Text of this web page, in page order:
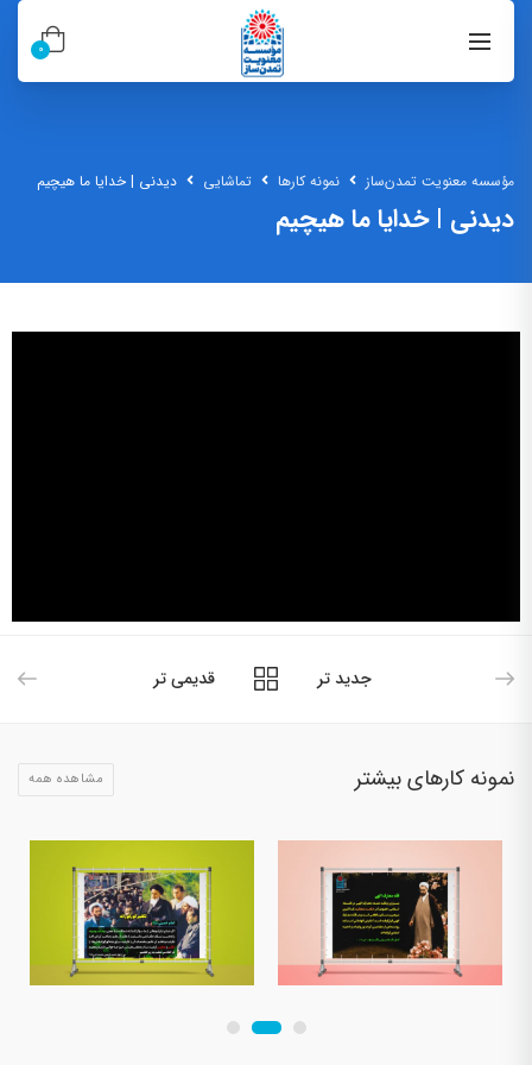
0
مؤسسه معنویت تمدن‌ساز نمونه کارها تماشایی دیدنی | خدایا ما هیچیم
دیدنی | خدایا ما هیچیم
جدید تر قدیمی تر
نمونه کارهای بیشتر مشاهده همه